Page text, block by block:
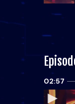
02:57